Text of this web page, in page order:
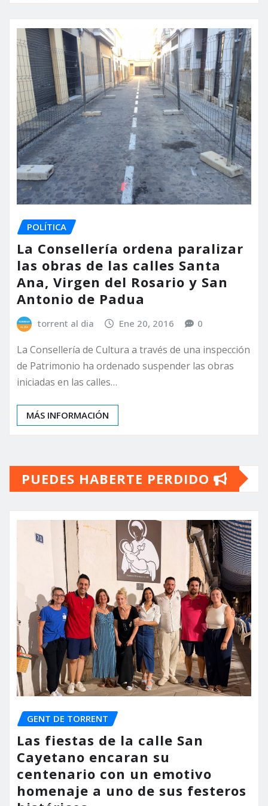
POLÍTICA
La Consellería ordena paralizar
las obras de las calles Santa
Ana, Virgen del Rosario y San
Antonio de Padua
torrent al dia Ene 20, 2016 0
La Consellería de Cultura a través de una inspección
de Patrimonio ha ordenado suspender las obras
iniciadas en las calles…
MÁS INFORMACIÓN
PUEDES HABERTE PERDIDO
GENT DE TORRENT
Las fiestas de la calle San
Cayetano encaran su
centenario con un emotivo
homenaje a uno de sus festeros